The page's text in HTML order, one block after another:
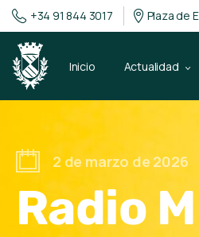
+34 91 844 3017 Plaza de
Inicio Actualidad
2 de marzo de 2026
Radio